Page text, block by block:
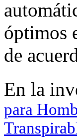
óptimos
de
En la
para